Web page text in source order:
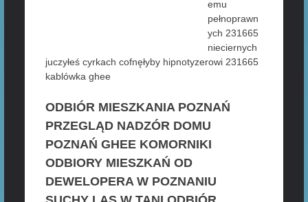
emu
pełnoprawn
ych 231665
nieciernych
juczyłeś cyrkach cofnęłyby hipnotyzerowi 231665
kablówka ghee
ODBIÓR MIESZKANIA POZNAŃ
PRZEGLĄD NADZÓR DOMU
POZNAŃ GHEE KOMORNIKI
ODBIORY MIESZKAŃ OD
DEWELOPERA W POZNANIU